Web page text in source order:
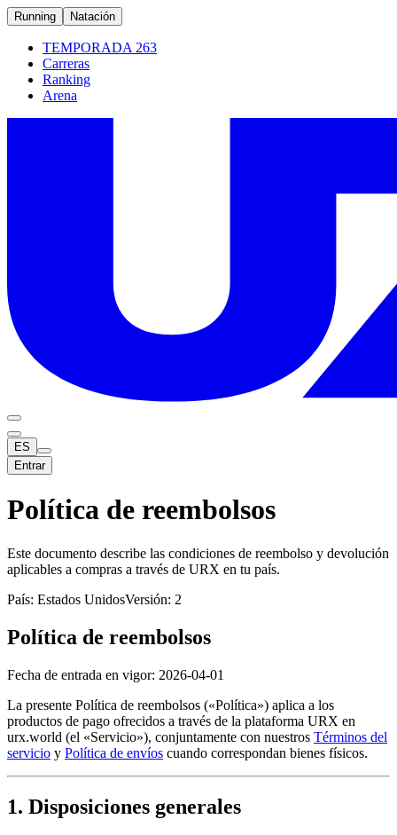
Running Natación
TEMPORADA 263
Carreras
Ranking
Arena
ES
Entrar
Política de reembolsos
Este documento describe las condiciones de reembolso y devolución
aplicables a compras a través de URX en tu país.
País: Estados UnidosVersión: 2
Política de reembolsos
Fecha de entrada en vigor: 2026-04-01
La presente Política de reembolsos («Política») aplica a los
productos de pago ofrecidos a través de la plataforma URX en
urx.world (el «Servicio»), conjuntamente con nuestros Términos del
servicio y Política de envíos cuando correspondan bienes físicos.
1. Disposiciones generales